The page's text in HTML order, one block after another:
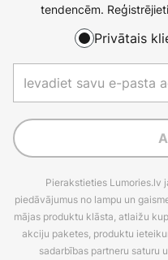
tendencēm.
Privātais
Pierakstieties Lumories.lv
piedāvājumus no lampu un
mājas produktu klāsta, atlaižu
akciju paketes, produktu
sadarbības partneru saturu